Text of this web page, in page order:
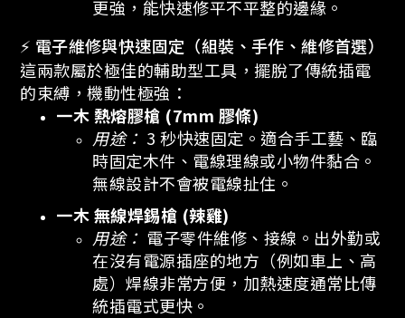
更強，能快速修平不平整的邊緣。
⚡ 電子維修與快速固定（組裝、手作、維修首選）
這兩款屬於極佳的輔助型工具，擺脫了傳統插電
的束縛，機動性極強：
一木 熱熔膠槍 (7mm 膠條)
用途： 3 秒快速固定。適合手工藝、臨
時固定木件、電線理線或小物件黏合。
無線設計不會被電線扯住。
一木 無線焊錫槍 (辣雞)
用途： 電子零件維修、接線。出外勤或
在沒有電源插座的地方（例如車上、高
處）焊線非常方便，加熱速度通常比傳
統插電式更快。